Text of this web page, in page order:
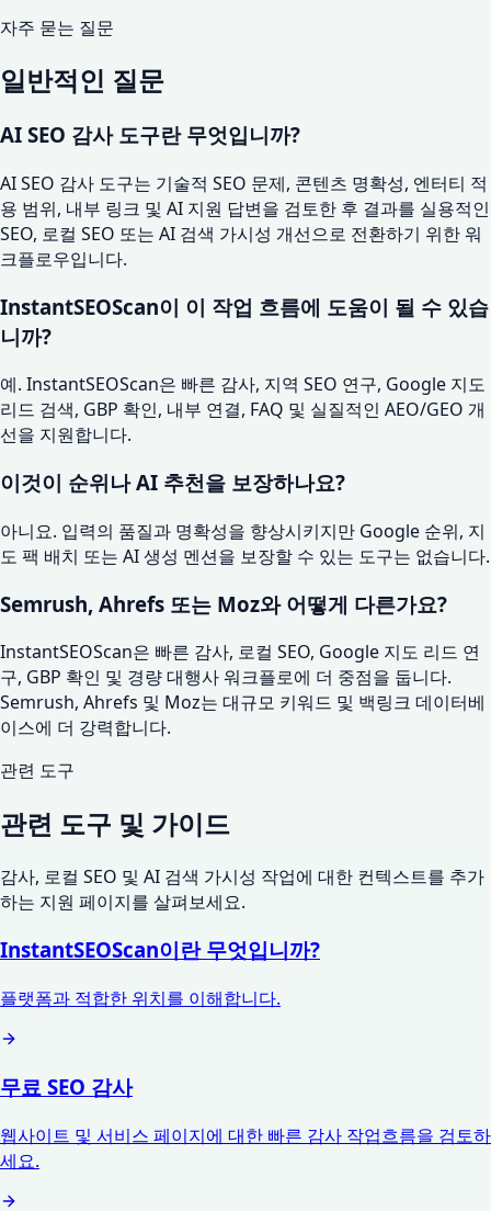
자주 묻는 질문
일반적인 질문
AI SEO 감사 도구란 무엇입니까?
AI SEO 감사 도구는 기술적 SEO 문제, 콘텐츠 명확성, 엔터티 적
용 범위, 내부 링크 및 AI 지원 답변을 검토한 후 결과를 실용적인
SEO, 로컬 SEO 또는 AI 검색 가시성 개선으로 전환하기 위한 워
크플로우입니다.
InstantSEOScan이 이 작업 흐름에 도움이 될 수 있습
니까?
예. InstantSEOScan은 빠른 감사, 지역 SEO 연구, Google 지도
리드 검색, GBP 확인, 내부 연결, FAQ 및 실질적인 AEO/GEO 개
선을 ​​지원합니다.
이것이 순위나 AI 추천을 보장하나요?
아니요. 입력의 품질과 명확성을 향상시키지만 Google 순위, 지
도 팩 배치 또는 AI 생성 멘션을 보장할 수 있는 도구는 없습니다.
Semrush, Ahrefs 또는 Moz와 어떻게 다른가요?
InstantSEOScan은 빠른 감사, 로컬 SEO, Google 지도 리드 연
구, GBP 확인 및 경량 대행사 워크플로에 더 중점을 둡니다.
Semrush, Ahrefs 및 Moz는 대규모 키워드 및 백링크 데이터베
이스에 더 강력합니다.
관련 도구
관련 도구 및 가이드
감사, 로컬 SEO 및 AI 검색 가시성 작업에 대한 컨텍스트를 추가
하는 지원 페이지를 살펴보세요.
InstantSEOScan이란 무엇입니까?
플랫폼과 적합한 위치를 이해합니다.
무료 SEO 감사
웹사이트 및 서비스 페이지에 대한 빠른 감사 작업흐름을 검토하
세요.